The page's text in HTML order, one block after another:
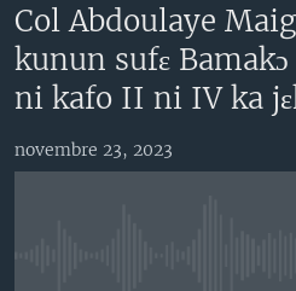
Retour
la
recherche
AN BA FO!
FARAFINA FOLI
Learning English
SUIVEZ-NOUS
Col Abdoulaye
kunun sufɛ Bamakɔ
ni kafo II ni IV ka
novembre 23, 2023